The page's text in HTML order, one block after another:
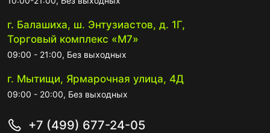
г. Балашиха, ш. Энтузиастов, д. 1Г,
Торговый комплекс «М7»
09:00 - 21:00, Без выходных
г. Мытищи, Ярмарочная улица, 4Д
09:00 - 20:00, Без выходных
+7 (499) 677-24-05